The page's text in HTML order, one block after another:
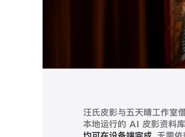
汪氏皮影与五天晴工作室
本地运行的 AI 皮影资料库
5600 台 Mac 融入海马体
Mac 出众的色彩表现与
从打造一款床垫，到为百
者，其所有转用 Mac 的
没
FLIPOS 用 Mac 开发的
超 8000 家新锐品牌门店